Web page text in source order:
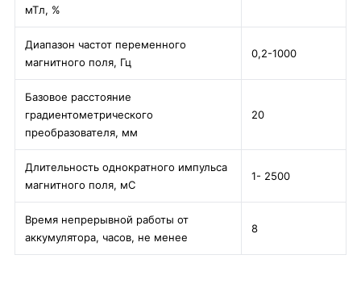
мТл, %
Диапазон частот переменного
магнитного поля, Гц
0,2-1000
Базовое расстояние
градиентометрического
преобразователя, мм
20
Длительность однократного импульса
магнитного поля, мС
1- 2500
Время непрерывной работы от
аккумулятора, часов, не менее
8